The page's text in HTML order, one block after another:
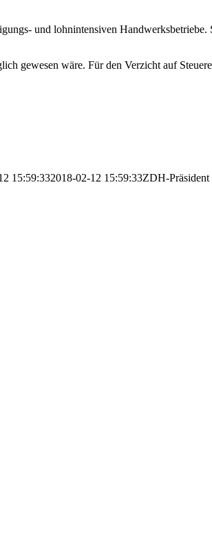
und lohnintensiven
gewesen wäre. Für den Verzicht auf
15:59:332018-02-12 15:59:33ZDH-